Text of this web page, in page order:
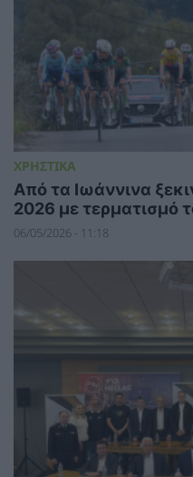
ΧΡΗΣΤΙΚΑ
Από τα Ιωάννινα
2026 με τερματισμό
06/05/2026 - 11:18